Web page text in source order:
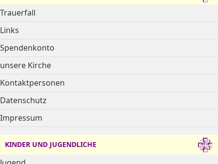
Trauerfall
Links
Spendenkonto
unsere Kirche
Kontaktpersonen
Datenschutz
Impressum
KINDER UND JUGENDLICHE